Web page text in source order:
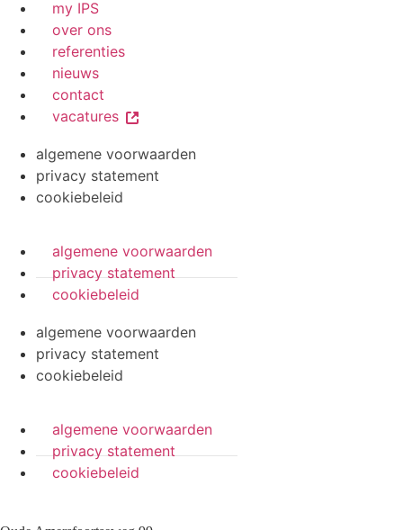
my IPS
over ons
referenties
nieuws
contact
vacatures
algemene voorwaarden
privacy statement
cookiebeleid
algemene voorwaarden
privacy statement
cookiebeleid
algemene voorwaarden
privacy statement
cookiebeleid
algemene voorwaarden
privacy statement
cookiebeleid